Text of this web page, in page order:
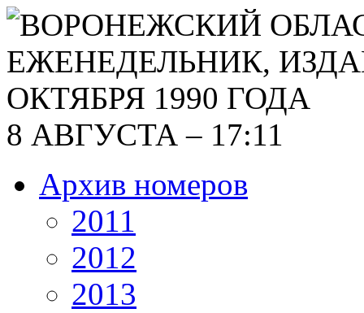
8 АВГУСТА – 17:11
Архив номеров
2011
2012
2013